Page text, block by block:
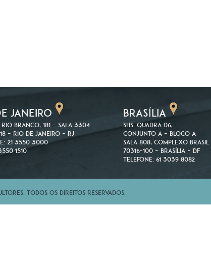
JANEIRO
Branco, 181 – Sala 3304
– Rio de Janeiro – RJ
21 3550 3000
1510
BRASÍLIA
SHS. Quadra 06,
Conjunto A – Bloco A
Sala 808, Complexo Brasil
70316-100 – Brasília – DF
Telefone: 61 3039 8082
Todos os direitos reservados.